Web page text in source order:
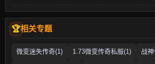
相关专题
微变迷失传奇(1) 1.73微变传奇私服(1) 战